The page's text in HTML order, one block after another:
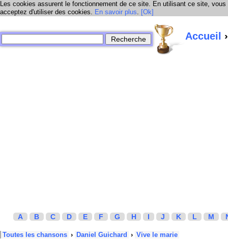
Les cookies assurent le fonctionnement de ce site. En utilisant ce site, vous
acceptez d'utiliser des cookies. En savoir plus. [Ok]
Accueil
A B C D E F G H I J K L M
Toutes les chansons › Daniel Guichard › Vive le marie